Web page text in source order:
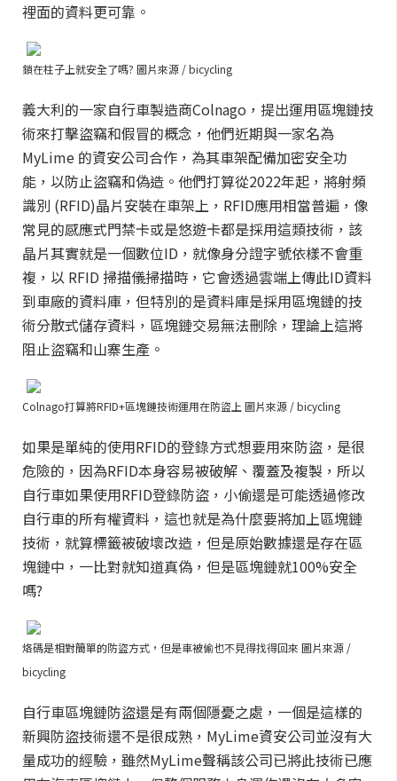
裡面的資料更可靠。
鎖在柱子上就安全了嗎? 圖片來源 / bicycling
義大利的一家自行車製造商Colnago，提出運用區塊鏈技
術來打擊盜竊和假冒的概念，他們近期與一家名為
MyLime 的資安公司合作，為其車架配備加密安全功
能，以防止盜竊和偽造。他們打算從2022年起，將射頻
識別 (RFID)晶片安裝在車架上，RFID應用相當普遍，像
常見的感應式門禁卡或是悠遊卡都是採用這類技術，該
晶片其實就是一個數位ID，就像身分證字號依樣不會重
複，以 RFID 掃描儀掃描時，它會透過雲端上傳此ID資料
到車廠的資料庫，但特別的是資料庫是採用區塊鏈的技
術分散式儲存資料，區塊鏈交易無法刪除，理論上這將
阻止盜竊和山寨生產。
Colnago打算將RFID+區塊鏈技術運用在防盜上 圖片來源 / bicycling
如果是單純的使用RFID的登錄方式想要用來防盜，是很
危險的，因為RFID本身容易被破解、覆蓋及複製，所以
自行車如果使用RFID登錄防盜，小偷還是可能透過修改
自行車的所有權資料，這也就是為什麼要將加上區塊鏈
技術，就算標籤被破壞改造，但是原始數據還是存在區
塊鏈中，一比對就知道真偽，但是區塊鏈就100%安全
嗎?
烙碼是相對簡單的防盜方式，但是車被偷也不見得找得回來 圖片來源 /
bicycling
自行車區塊鏈防盜還是有兩個隱憂之處，一個是這樣的
新興防盜技術還不是很成熟，MyLime資安公司並沒有大
量成功的經驗，雖然MyLime聲稱該公司已將此技術已應